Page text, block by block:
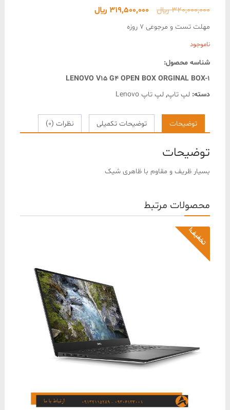
320,000,000﷼
قیمت
اصلی
319,500,000 ﷼قیمت
مهلت تست و مرجوعی 7 روزه
ناموجود
شناسه محصول:
LENOVO V15 G4 OPEN BOX ORGINAL BOX-1
دسته: لپ تاپ, لپ تاپ Lenovo
توضیحات توضیحات تکمیلی نظرات (0)
توضیحات
بسیار ظریف و مقاوم با ظاهری شیک
محصولات مرتبط
تخفیف!